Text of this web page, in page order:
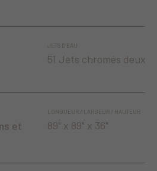
JETS D'EAU
51 Jets chromés deux
et
LONGUEUR / LARGEUR / HAUTEUR
89" x 89" x 36"